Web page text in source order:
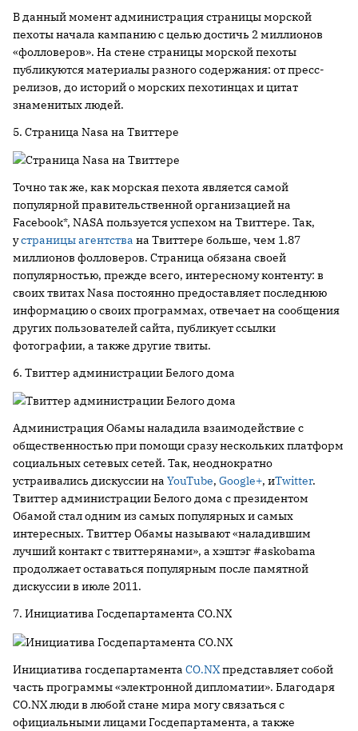
В данный момент администрация страницы морской
пехоты начала кампанию с целью достичь 2 миллионов
«фолловеров». На стене страницы морской пехоты
публикуются материалы разного содержания: от пресс-
релизов, до историй о морских пехотинцах и цитат
знаменитых людей.
5. Страница Nasa на Твиттере
Точно так же, как морская пехота является самой
популярной правительственной организацией на
Facebook*, NASA пользуется успехом на Твиттере. Так,
устраницы агентства на Твиттере больше, чем 1.87
миллионов фолловеров. Страница обязана своей
популярностью, прежде всего, интересному контенту: в
своих твитах Nasa постоянно предоставляет последнюю
информацию о своих программах, отвечает на сообщения
других пользователей сайта, публикует ссылки
фотографии, а также другие твиты.
6. Твиттер администрации Белого дома
Администрация Обамы наладила взаимодействие с
общественностью при помощи сразу нескольких платформ
социальных сетевых сетей. Так, неоднократно
устраивались дискуссии на YouTube, Google+, иTwitter.
Твиттер администрации Белого дома с президентом
Обамой стал одним из самых популярных и самых
интересных. Твиттер Обамы называют «наладившим
лучший контакт с твиттерянами», а хэштэг #askobama
продолжает оставаться популярным после памятной
дискуссии в июле 2011.
7. Инициатива Госдепартамента CO.NX
Инициатива госдепартамента CO.NXпредставляет собой
часть программы «электронной дипломатии». Благодаря
CO.NX люди в любой стане мира могу связаться с
официальными лицами Госдепартамента, а также